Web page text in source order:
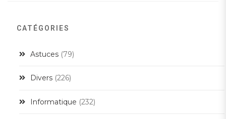
CATÉGORIES
Astuces (79)
Divers (226)
Informatique (232)